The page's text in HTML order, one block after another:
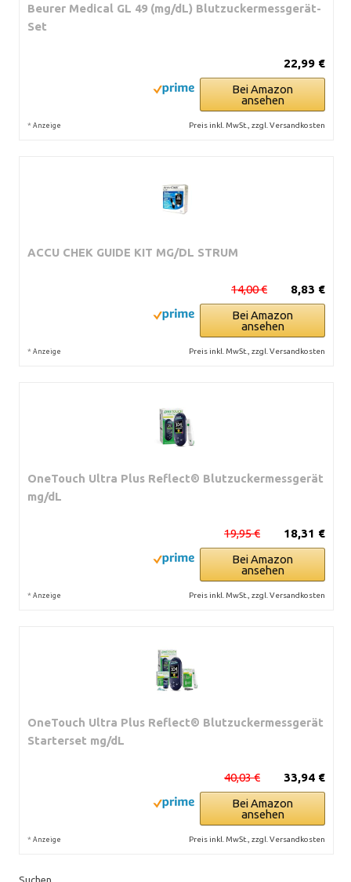
Beurer Medical GL 49 (mg/dL) Blutzuckermessgerät-
Set
22,99 €
Bei Amazon
ansehen
* Anzeige Preis inkl. MwSt., zzgl. Versandkosten
ACCU CHEK GUIDE KIT MG/DL STRUM
8,83 €
14,00 €
Bei Amazon
ansehen
* Anzeige Preis inkl. MwSt., zzgl. Versandkosten
OneTouch Ultra Plus Reflect® Blutzuckermessgerät
mg/dL
18,31 €
19,95 €
Bei Amazon
ansehen
* Anzeige Preis inkl. MwSt., zzgl. Versandkosten
OneTouch Ultra Plus Reflect® Blutzuckermessgerät
Starterset mg/dL
33,94 €
40,03 €
Bei Amazon
ansehen
* Anzeige Preis inkl. MwSt., zzgl. Versandkosten
Suchen